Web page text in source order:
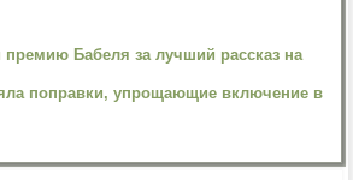
премию Бабеля за лучший рассказ на
поправки, упрощающие включение в